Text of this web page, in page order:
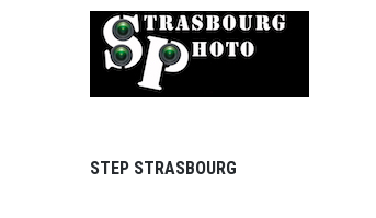
STEP STRASBOURG